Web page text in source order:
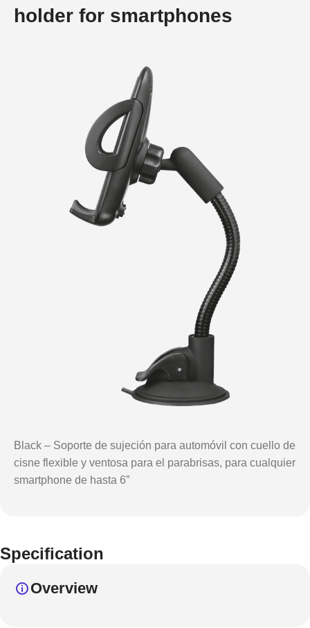
holder for smartphones
Black – Soporte de sujeción para automóvil con cuello de
cisne flexible y ventosa para el parabrisas, para cualquier
smartphone de hasta 6”
Specification
Overview